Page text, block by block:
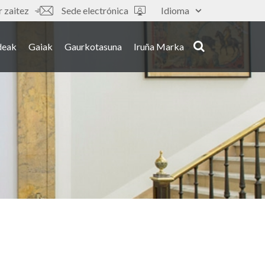
Idioma
zaitez Sede electrónica
Gaiak Gaurkotasuna Iruña Marka